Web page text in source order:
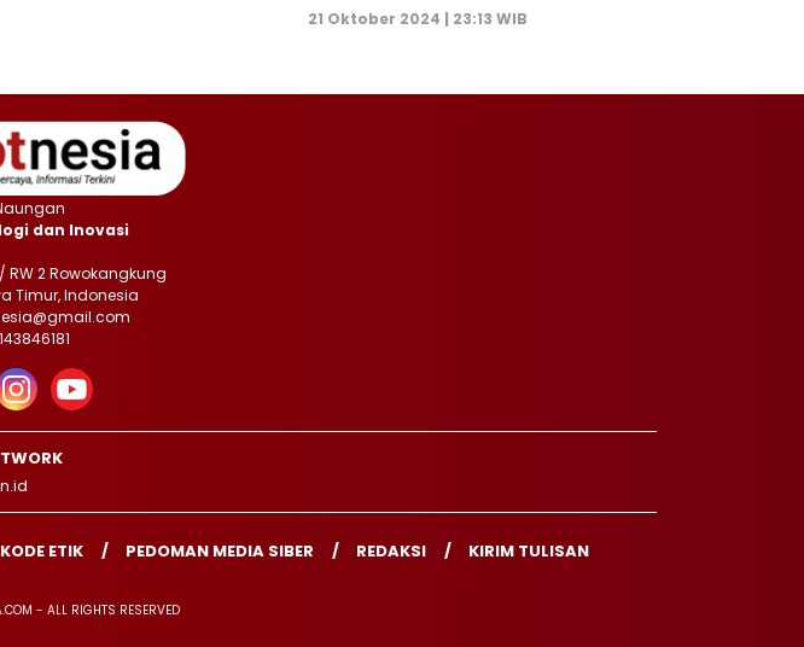
21 Oktober 2024 | 23:13 WIB
dan Inovasi
RW 2 Rowokangkung
Timur, Indonesia
KODE ETIK PEDOMAN MEDIA SIBER REDAKSI KIRIM TULISAN
- ALL RIGHTS RESERVED